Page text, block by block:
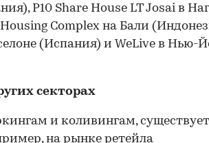
P10 Share House LT Josai в
Complex на Бали
(Испания) и WeLive в Нью-
секторах
и коливингам, существует
на рынке ретейла